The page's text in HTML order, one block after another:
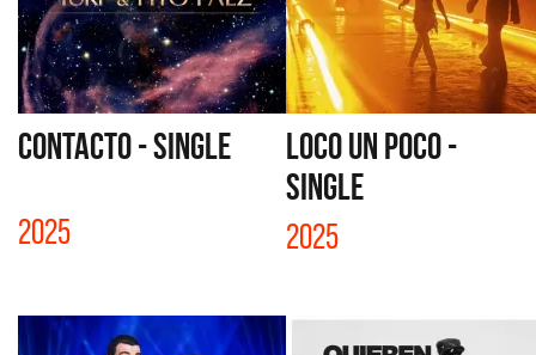
CONTACTO - SINGLE
2025
LOCO UN POCO -
SINGLE
2025